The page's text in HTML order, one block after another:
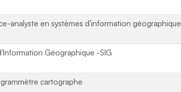
analyste en systèmes d'information géographique
Géographique -SIG
cartographe